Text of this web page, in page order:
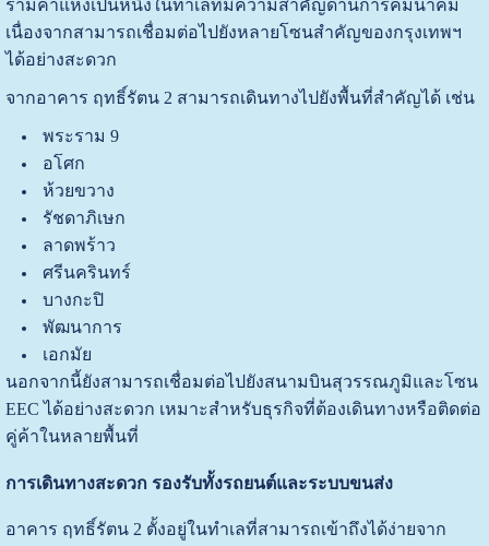
รามคำแหงเป็นหนึ่งในทำเลที่มีความสำคัญด้านการคมนาคม
เนื่องจากสามารถเชื่อมต่อไปยังหลายโซนสำคัญของกรุงเทพฯ
ได้อย่างสะดวก
จากอาคาร ฤทธิ์รัตน 2 สามารถเดินทางไปยังพื้นที่สำคัญได้ เช่น
พระราม 9
อโศก
ห้วยขวาง
รัชดาภิเษก
ลาดพร้าว
ศรีนครินทร์
บางกะปิ
พัฒนาการ
เอกมัย
นอกจากนี้ยังสามารถเชื่อมต่อไปยังสนามบินสุวรรณภูมิและโซน
EEC ได้อย่างสะดวก เหมาะสำหรับธุรกิจที่ต้องเดินทางหรือติดต่อ
คู่ค้าในหลายพื้นที่
การเดินทางสะดวก รองรับทั้งรถยนต์และระบบขนส่ง
อาคาร ฤทธิ์รัตน 2 ตั้งอยู่ในทำเลที่สามารถเข้าถึงได้ง่ายจาก